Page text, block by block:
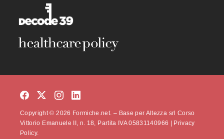
Copyright © 2026 Formiche.net. – Base per Altezza srl Corso
Vittorio Emanuele II, n. 18, Partita IVA 05831140966 |
Privacy
Policy.